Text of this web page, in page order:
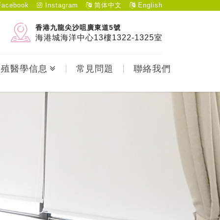
Instagram 简体中文 English
香港九龍尖沙咀廣東道5號
海港城海洋中心13樓1322-1325室
醫學信息 常見問題 聯絡我們